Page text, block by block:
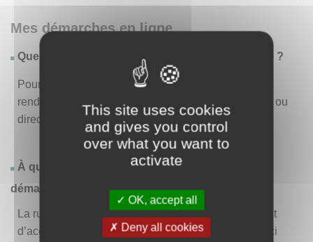
This site uses cookies
and gives you control
over what you want to
activate
OK, accept all
Deny all cookies
Mes démarches en ligne
Quelles sont les démarches disponibles en ligne ?
Pour consulter la liste des démarches disponibles,
rendez-vous dans le menu « Liste des démarches » ou
directement en page d’accueil.
À quoi correspond la rubrique « Effectuer une
démarche » ?
La rubrique « Effectuer une démarche » vous permet
d’accéder à la liste des démarches disponibles. D’ici